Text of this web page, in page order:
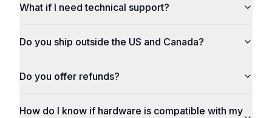
What if I need technical support?
Do you ship outside the US and Canada?
Do you offer refunds?
How do I know if hardware is compatible with my